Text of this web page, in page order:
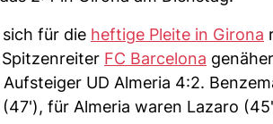
für die heftige Pleite in Girona
FC Barcelona
UD Almeria 4:2.
für Almeria waren Lazaro